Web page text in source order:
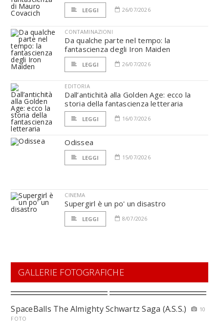
LEGGI 26/07/2026
CONTAMINAZIONI
Da qualche parte nel tempo: la
fantascienza degli Iron Maiden
LEGGI 26/07/2026
EDITORIA
Dall’antichità alla Golden Age: ecco la
storia della fantascienza letteraria
LEGGI 16/07/2026
Odissea
LEGGI 15/07/2026
CINEMA
Supergirl è un po' un disastro
LEGGI 8/07/2026
GALLERIE FOTOGRAFICHE
SpaceBalls The Almighty Schwartz Saga (A.S.S.)
10
FOTO